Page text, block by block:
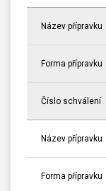
Název přípravku
Forma přípravku
Číslo schválení
Název přípravku
Forma přípravku